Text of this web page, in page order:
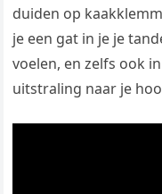
duiden op
je een gat in je je
voelen, en zelfs ook
uitstraling naar je